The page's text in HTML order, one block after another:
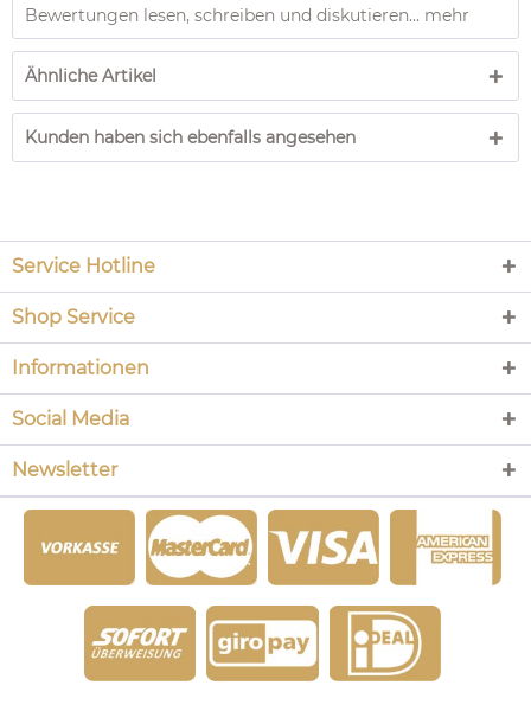
Bewertungen lesen, schreiben und diskutieren... mehr
Ähnliche Artikel
Kunden haben sich ebenfalls angesehen
Service Hotline
Shop Service
Informationen
Social Media
Newsletter